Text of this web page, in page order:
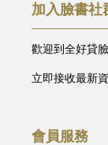
加入臉書社
歡迎到全好貸
立即接收最新
會員服務